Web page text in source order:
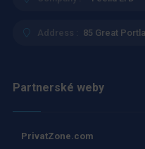
Address : 85 Great
Partnerské weby
PrivatZone.com